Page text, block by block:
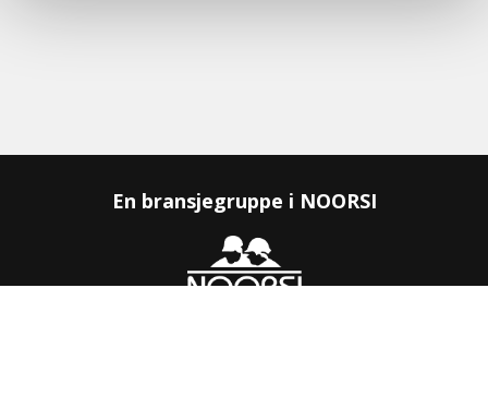
En bransjegruppe i NOORSI